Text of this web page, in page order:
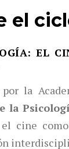
el
EL
la
la
el cine